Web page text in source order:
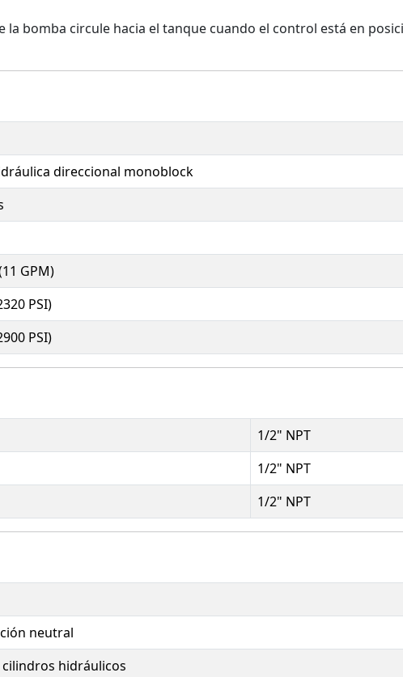
la bomba circule hacia el tanque cuando el control está en
direccional monoblock
GPM)
PSI)
PSI)
1/2" NPT
1/2" NPT
1/2" NPT
neutral
hidráulicos